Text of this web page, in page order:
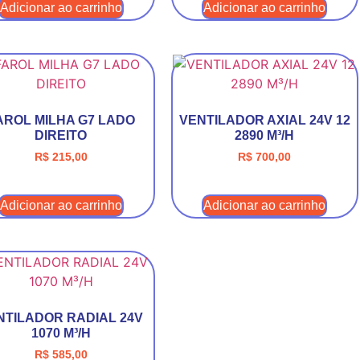
Adicionar ao carrinho Adicionar ao carrinho
MILHA G7 LADO
DIREITO
R$215,00
Adicionar ao carrinho
VENTILADOR AXIAL 24V 12
2890 M³/H
R$ 700,00
Adicionar ao carrinho
RADIAL 24V
1070 M³/H
R$585,00